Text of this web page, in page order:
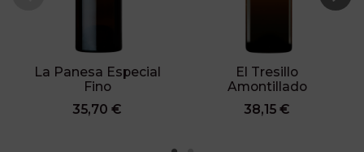
La Panesa Especial
Fino
35,70 €
El Tresillo
Amontillado
38,15 €